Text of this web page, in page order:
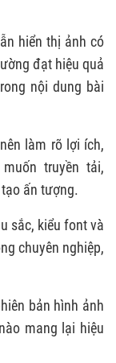
hiển thị ảnh có
đạt hiệu quả
nội dung bài
làm rõ lợi ích,
truyền tải,
ấn tượng.
sắc, kiểu font và
chuyên nghiệp,
bản hình ảnh
mang lại hiệu